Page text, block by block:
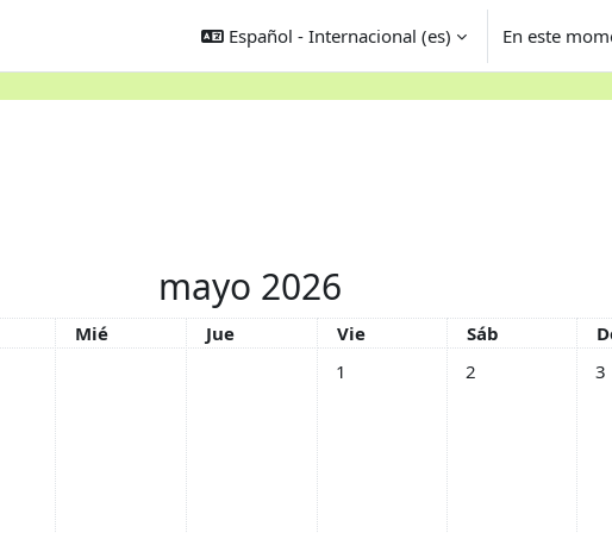
Español - Internacional ‎(es)‎ En este
mayo 2026
Miércoles
Mié Jueves
Jue Viernes
Vie Sábado
Sáb
Sin eventos, viernes, 1 mayo
1 Sin eventos,
2 3